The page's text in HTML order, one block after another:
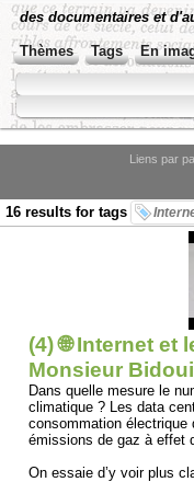
des documentaires et
Thèmes Tags En
Liens par
16 results for tags
(4) 🌐 Internet
Monsieur
Dans quelle mesure le
climatique ? Les data
consommation électrique
émissions de gaz à effet
On essaie d’y voir plus